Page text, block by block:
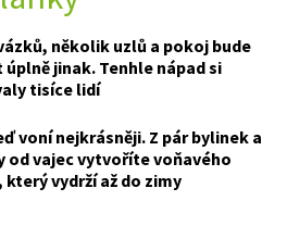
několik uzlů a pokoj bude
úplně jinak. Tenhle nápad si
tisíce lidí
voní nejkrásněji. Z pár bylinek a
od vajec vytvoříte voňavého
který vydrží až do zimy